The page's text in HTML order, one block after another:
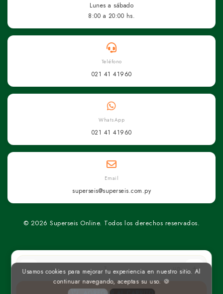
un
Lunes a sábado
8:00 a 20:00 hs.
Teléfono
021 41 41960
WhatsApp
021 41 41960
Email
superseis@superseis.com.py
© 2026 Superseis Online. Todos los derechos reservados.
Usamos cookies para mejorar tu experiencia en nuestro sitio. Al
continuar navegando, aceptas su uso. 🍪